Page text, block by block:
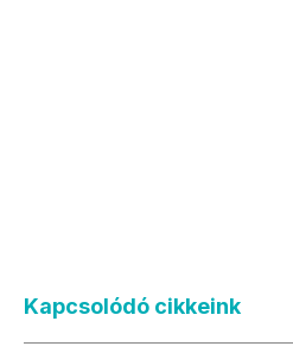
Kapcsolódó cikkeink